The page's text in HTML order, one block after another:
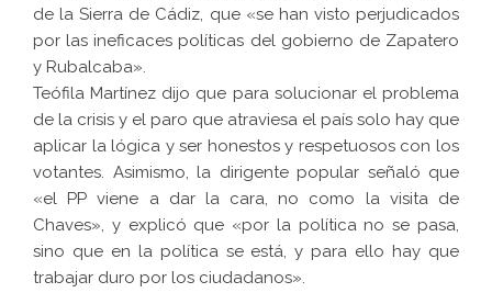
de la Sierra de Cádiz, que «se han visto perjudicados
por las ineficaces políticas del gobierno de Zapatero
y Rubalcaba».
Teófila Martínez dijo que para solucionar el problema
de la crisis y el paro que atraviesa el país solo hay que
aplicar la lógica y ser honestos y respetuosos con los
votantes. Asimismo, la dirigente popular señaló que
«el PP viene a dar la cara, no como la visita de
Chaves», y explicó que «por la política no se pasa,
sino que en la política se está, y para ello hay que
trabajar duro por los ciudadanos».